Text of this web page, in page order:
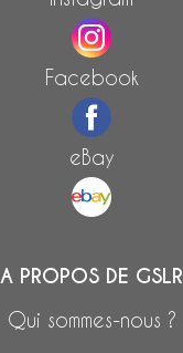
Facebook
eBay
A PROPOS DE GSLR
Qui sommes-nous ?